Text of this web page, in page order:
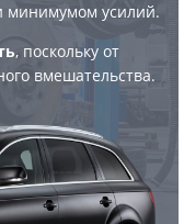
минимумом усилий.
, поскольку от
вмешательства.